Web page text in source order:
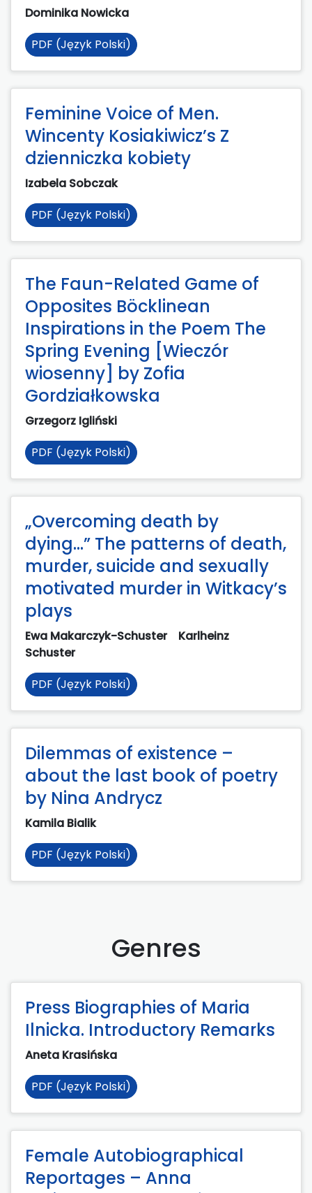
Dominika Nowicka
PDF (Język Polski)
Feminine Voice of Men.
Wincenty Kosiakiwicz’s Z
dzienniczka kobiety
Izabela Sobczak
PDF (Język Polski)
The Faun-Related Game of
Opposites Böcklinean
Inspirations in the Poem The
Spring Evening [Wieczór
wiosenny] by Zofia
Gordziałkowska
Grzegorz Igliński
PDF (Język Polski)
„Overcoming death by
dying...” The patterns of death,
murder, suicide and sexually
motivated murder in Witkacy’s
plays
Ewa Makarczyk-Schuster
Karlheinz
Schuster
PDF (Język Polski)
Dilemmas of existence –
about the last book of poetry
by Nina Andrycz
Kamila Bialik
PDF (Język Polski)
Genres
Press Biographies of Maria
Ilnicka. Introductory Remarks
Aneta Krasińska
PDF (Język Polski)
Female Autobiographical
Reportages – Anna